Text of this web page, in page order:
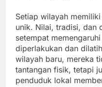
Setiap wilayah
unik. Nilai, tradisi, dan
setempat
diperlakukan dan
wilayah baru, mereka
tantangan fisik, tetapi
penduduk lokal